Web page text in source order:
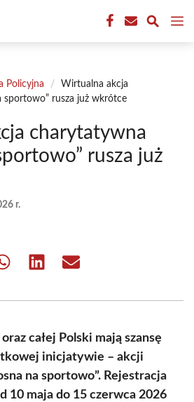
Policyjna /
Wirtualna akcja
sportowo” rusza już wkrótce
charytatywna
rusza już
r.
Share Share Share
całej Polski mają szansę
inicjatywie – akcji
na sportowo”. Rejestracja
10 maja do 15 czerwca 2026